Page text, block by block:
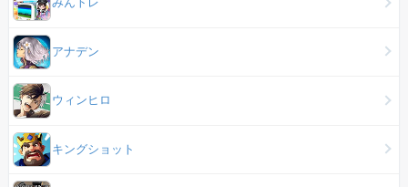
アナデン
ウィンヒロ
キングショット